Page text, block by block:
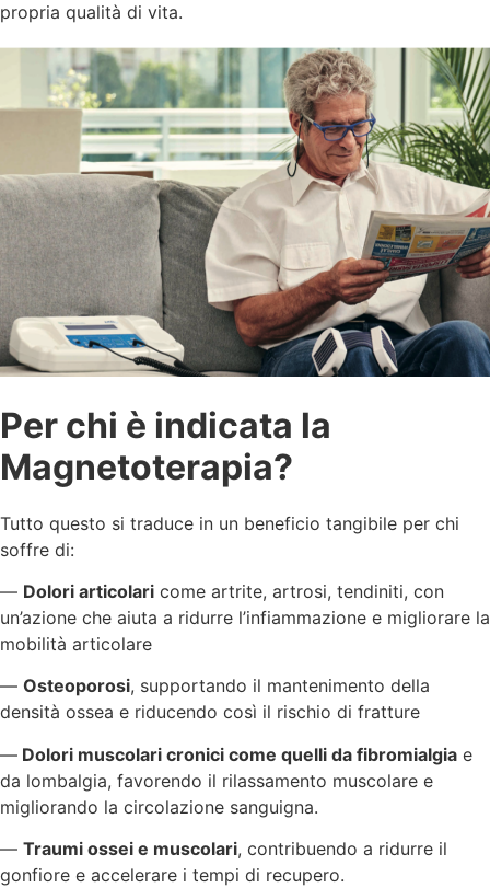
propria qualità di vita.
Per chi è indicata la
Magnetoterapia?
Tutto questo si traduce in un beneficio tangibile per chi
soffre di:
— Dolori articolari come artrite, artrosi, tendiniti, con
un’azione che aiuta a ridurre l’infiammazione e migliorare la
mobilità articolare
— Osteoporosi, supportando il mantenimento della
densità ossea e riducendo così il rischio di fratture
— Dolori muscolari cronici come quelli da fibromialgia e
da lombalgia, favorendo il rilassamento muscolare e
migliorando la circolazione sanguigna.
— Traumi ossei e muscolari, contribuendo a ridurre il
gonfiore e accelerare i tempi di recupero.